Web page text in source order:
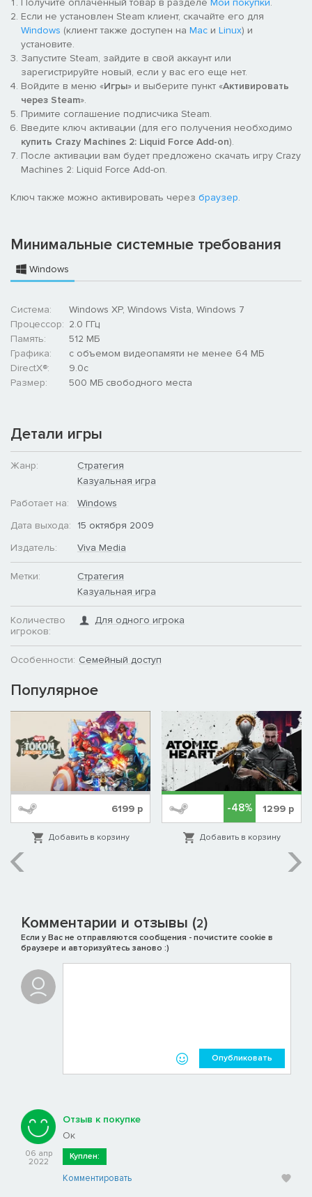
Получите оплаченный товар в разделе Мои покупки.
Если не установлен Steam клиент, скачайте его для
Windows (клиент также доступен на Mac и Linux) и
установите.
Запустите Steam, зайдите в свой аккаунт или
зарегистрируйте новый, если у вас его еще нет.
Войдите в меню «Игры» и выберите пункт «Активировать
через Steam».
Примите соглашение подписчика Steam.
Введите ключ активации (для его получения необходимо
купить Crazy Machines 2: Liquid Force Add-on).
После активации вам будет предложено скачать игру Crazy
Machines 2: Liquid Force Add-on.
Ключ также можно активировать через браузер.
Минимальные системные требования
Windows
Система:
Windows XP, Windows Vista, Windows 7
Процессор: 2.0 ГГц
Память:
512 MБ
Графика:
с объемом видеопамяти не менее 64 МБ
DirectX®:
9.0c
Размер:
500 MБ свободного места
Детали игры
Жанр:
Стратегия
Казуальная игра
Работает на:
Windows
Дата выхода:
15 октября 2009
Издатель:
Viva Media
Метки:
Стратегия
Казуальная игра
Количество
игроков:
Для одного игрока
Особенности: Семейный доступ
Популярное
6199 р
Добавить в корзину
-48% 1299 р
Добавить в корзину
Комментарии и отзывы (2)
Если у Вас не отправляются сообщения - почистите cookie в
браузере и авторизуйтесь заново :)
Опубликовать
06 апр
2022
Отзыв к покупке
Ок
Куплен:
Комментировать